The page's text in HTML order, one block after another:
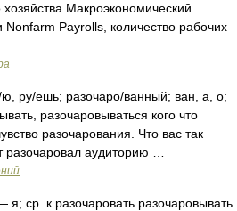
Макроэкономический
Nonfarm Payrolls, количество рабочих
ру/ешь; разочаро/ванный; ван, а, о;
разочаровываться кого что
разочарования. Что вас так
разочаровал аудиторию …
я; ср. к разочаровать разочаровывать